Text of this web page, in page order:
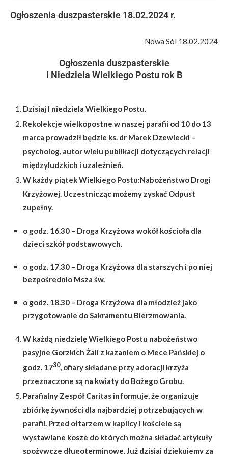
Ogłoszenia duszpasterskie 18.02.2024 r.
Nowa Sól 18.02.2024
Ogłoszenia duszpasterskie
I Niedziela Wielkiego Postu rok B
Dzisiaj I niedziela Wielkiego Postu.
Rekolekcje wielkopostne w naszej parafii od 10 do 13
marca prowadził będzie ks. dr Marek Dzewiecki –
psycholog, autor wielu publikacji dotyczących relacji
międzyludzkich i uzależnień.
W każdy piątek Wielkiego Postu:Nabożeństwo Drogi
Krzyżowej. Uczestnicząc możemy zyskać Odpust
zupełny.
o godz. 16.30 – Droga Krzyżowa wokół kościoła dla
dzieci szkół podstawowych.
o godz. 17.30 – Droga Krzyżowa dla starszych i po niej
bezpośrednio Msza św.
o godz. 18.30 – Droga Krzyżowa dla młodzież jako
przygotowanie do Sakramentu Bierzmowania.
W każdą niedzielę Wielkiego Postu nabożeństwo
pasyjne Gorzkich Żali z kazaniem o Mece Pańskiej o
godz. 1730, ofiary składane przy adoracji krzyża
przeznaczone są na kwiaty do Bożego Grobu.
Parafialny Zespół Caritas informuje, że organizuje
zbiórkę żywności dla najbardziej potrzebujących w
parafii. Przed ołtarzem w kaplicy i kościele są
wystawiane kosze do których można składać artykuły
spożywcze długoterminowe. Już dzisiaj dziękujemy za